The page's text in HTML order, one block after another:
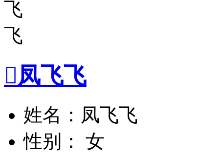
凤飞飞
姓名：凤飞飞
性别： 女